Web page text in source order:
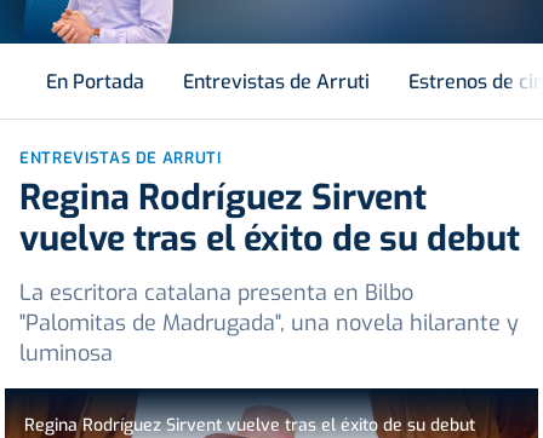
En Portada Entrevistas de Arruti Estrenos de
ENTREVISTAS DE ARRUTI
Regina Rodríguez Sirvent
vuelve tras el éxito de su debut
La escritora catalana presenta en Bilbo
"Palomitas de Madrugada", una novela hilarante y
luminosa
Regina Rodríguez Sirvent vuelve tras el éxito de su debut